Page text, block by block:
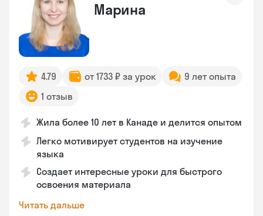
Марина
4.79 от 1733 ₽ за урок
9 лет опыта
1 отзыв
Жила более 10 лет в Канаде и делится опытом
Легко мотивирует студентов на изучение
языка
Создает интересные уроки для быстрого
освоения материала
Читать дальше